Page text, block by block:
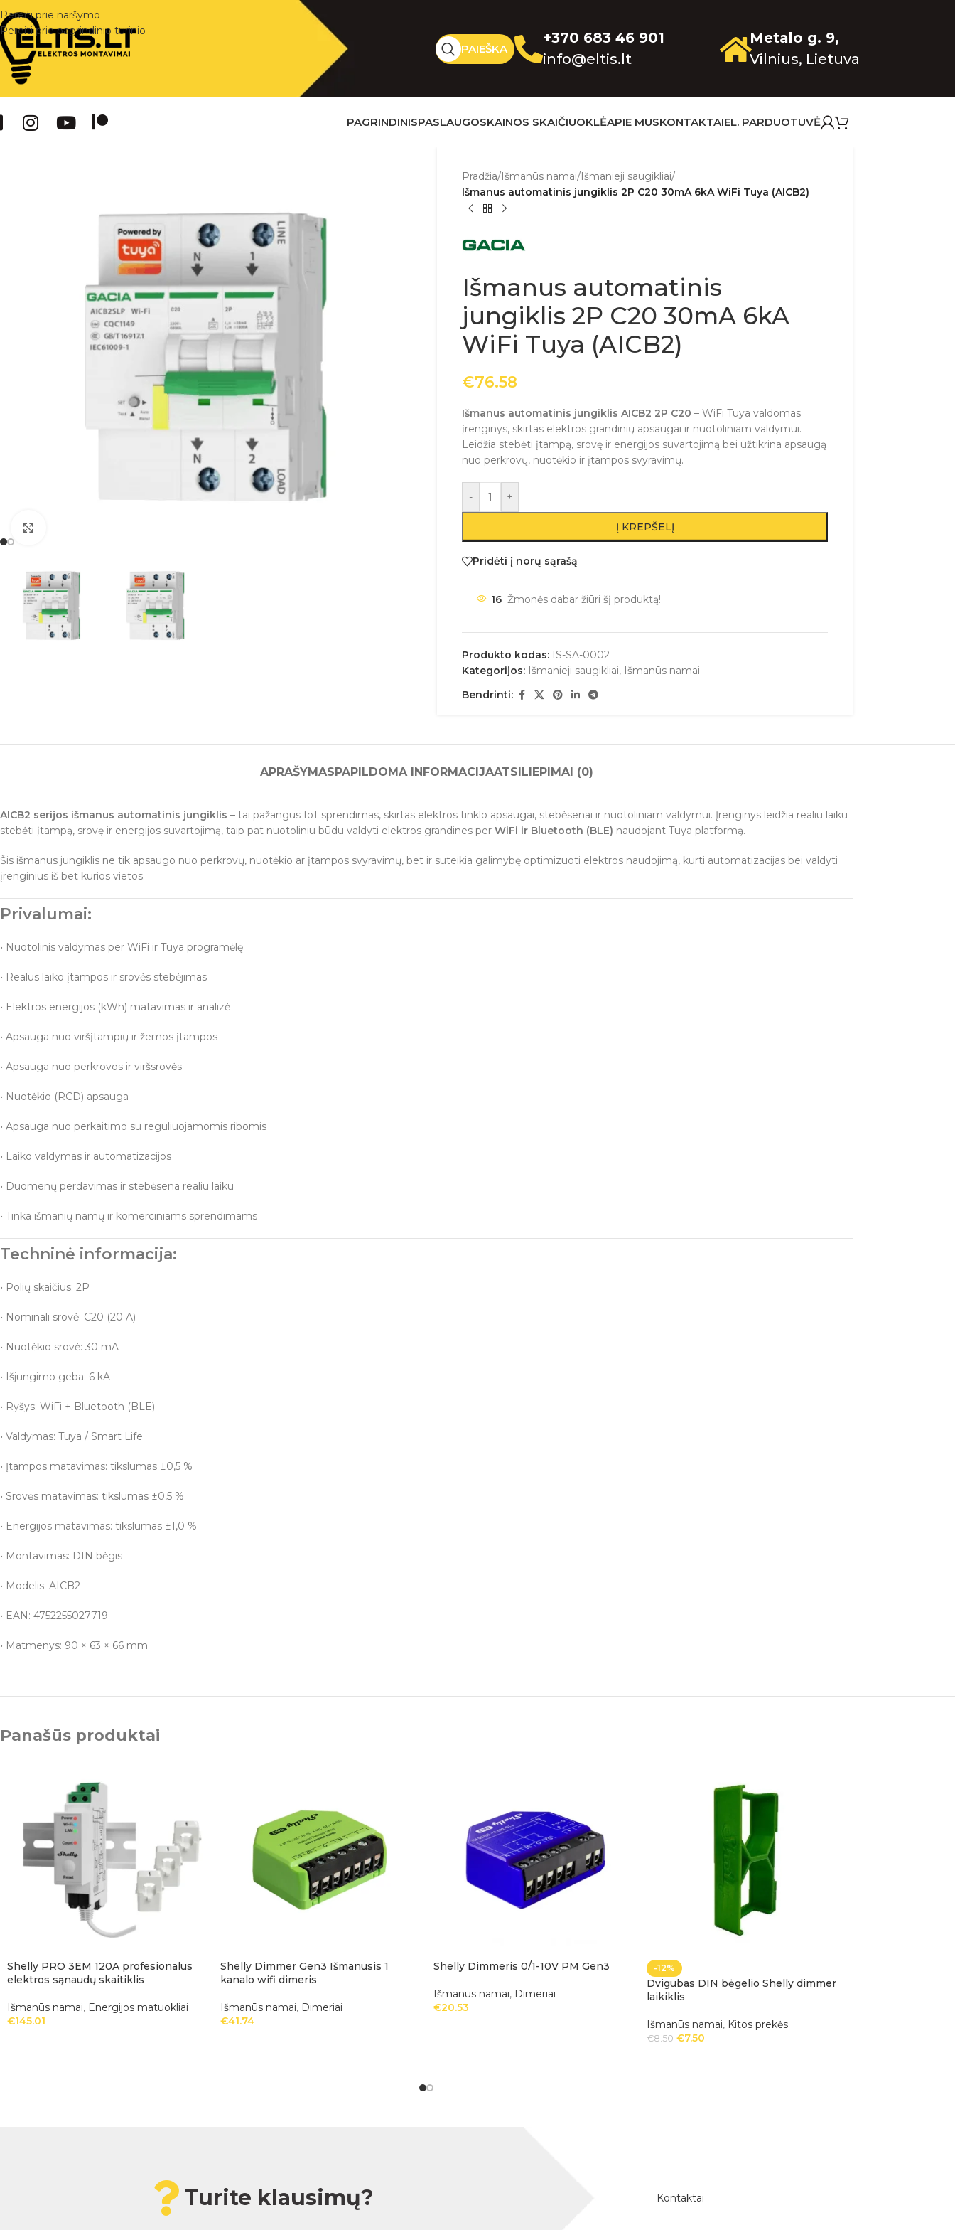
Pereiti prie naršymo
Pereiti prie pagrindinio turinio
PAIEŠKA
+370 683 46 901
info@eltis.lt
Metalo g. 9,
Vilnius, Lietuva
PAGRINDINISPASLAUGOSKAINOS SKAIČIUOKLĖAPIE MUSKONTAKTAIEL. PARDUOTUVĖ
Pradžia/Išmanūs namai/Išmanieji saugikliai/
Išmanus automatinis jungiklis 2P C20 30mA 6kA WiFi Tuya (AICB2)
Išmanus automatinis
jungiklis 2P C20 30mA 6kA
WiFi Tuya (AICB2)
€76.58
Išmanus automatinis jungiklis AICB2 2P C20 – WiFi Tuya valdomas
įrenginys, skirtas elektros grandinių apsaugai ir nuotoliniam valdymui.
Leidžia stebėti įtampą, srovę ir energijos suvartojimą bei užtikrina apsaugą
nuo perkrovų, nuotėkio ir įtampos svyravimų.
- +
Į KREPŠELĮ
Pridėti į norų sąrašą
16 Žmonės dabar žiūri šį produktą!
Produkto kodas: IS-SA-0002
Kategorijos: Išmanieji saugikliai, Išmanūs namai
Bendrinti:
APRAŠYMASPAPILDOMA INFORMACIJAATSILIEPIMAI (0)
AICB2 serijos išmanus automatinis jungiklis – tai pažangus IoT sprendimas, skirtas elektros tinklo apsaugai, stebėsenai ir nuotoliniam valdymui. Įrenginys leidžia realiu laiku
stebėti įtampą, srovę ir energijos suvartojimą, taip pat nuotoliniu būdu valdyti elektros grandines per WiFi ir Bluetooth (BLE) naudojant Tuya platformą.
Šis išmanus jungiklis ne tik apsaugo nuo perkrovų, nuotėkio ar įtampos svyravimų, bet ir suteikia galimybę optimizuoti elektros naudojimą, kurti automatizacijas bei valdyti
įrenginius iš bet kurios vietos.
Privalumai:
• Nuotolinis valdymas per WiFi ir Tuya programėlę
• Realus laiko įtampos ir srovės stebėjimas
• Elektros energijos (kWh) matavimas ir analizė
• Apsauga nuo viršįtampių ir žemos įtampos
• Apsauga nuo perkrovos ir viršsrovės
• Nuotėkio (RCD) apsauga
• Apsauga nuo perkaitimo su reguliuojamomis ribomis
• Laiko valdymas ir automatizacijos
• Duomenų perdavimas ir stebėsena realiu laiku
• Tinka išmanių namų ir komerciniams sprendimams
Techninė informacija:
• Polių skaičius: 2P
• Nominali srovė: C20 (20 A)
• Nuotėkio srovė: 30 mA
• Išjungimo geba: 6 kA
• Ryšys: WiFi + Bluetooth (BLE)
• Valdymas: Tuya / Smart Life
• Įtampos matavimas: tikslumas ±0,5 %
• Srovės matavimas: tikslumas ±0,5 %
• Energijos matavimas: tikslumas ±1,0 %
• Montavimas: DIN bėgis
• Modelis: AICB2
• EAN: 4752255027719
• Matmenys: 90 × 63 × 66 mm
Panašūs produktai
Shelly PRO 3EM 120A profesionalus
elektros sąnaudų skaitiklis
Išmanūs namai, Energijos matuokliai
€145.01
Shelly Dimmer Gen3 Išmanusis 1
kanalo wifi dimeris
Išmanūs namai, Dimeriai
€41.74
Shelly Dimmeris 0/1-10V PM Gen3
Išmanūs namai, Dimeriai
€20.53
-12%
Dvigubas DIN bėgelio Shelly dimmer
laikiklis
Išmanūs namai, Kitos prekės
€8.50 €7.50
Turite klausimų? Kontaktai